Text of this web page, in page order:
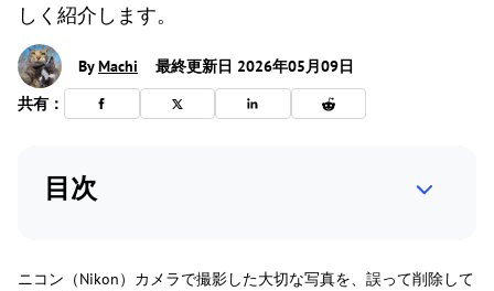
しく紹介します。
ByMachi
最終更新日 2026年05月09日
共有：
目次
ニコン（Nikon）カメラで撮影した大切な写真を、誤って削除して